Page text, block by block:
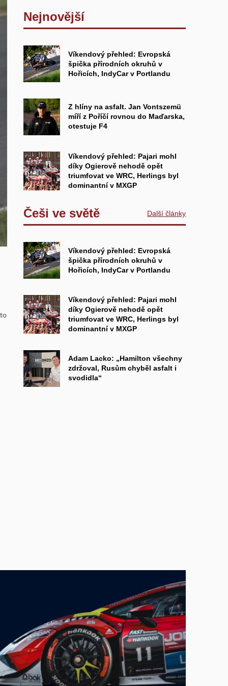
Nejnovější
Víkendový přehled: Evropská
špička přírodních okruhů v
Hořicích, IndyCar v Portlandu
Z hlíny na asfalt. Jan Vontszemü
míří z Poříčí rovnou do Maďarska,
otestuje F4
Víkendový přehled: Pajari mohl
díky Ogierově nehodě opět
triumfovat ve WRC, Herlings byl
dominantní v MXGP
Češi ve světě Další články
Víkendový přehled: Evropská
špička přírodních okruhů v
Hořicích, IndyCar v Portlandu
Víkendový přehled: Pajari mohl
díky Ogierově nehodě opět
triumfovat ve WRC, Herlings byl
dominantní v MXGP
Adam Lacko: „Hamilton všechny
zdržoval, Rusům chyběl asfalt i
svodidla“